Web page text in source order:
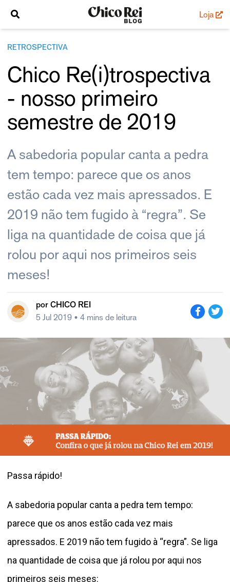
Loja
RETROSPECTIVA
Chico Re(i)trospectiva
- nosso primeiro
semestre de 2019
A sabedoria popular canta a pedra
tem tempo: parece que os anos
estão cada vez mais apressados. E
2019 não tem fugido à “regra”. Se
liga na quantidade de coisa que já
rolou por aqui nos primeiros seis
meses!
por CHICO REI
5 Jul 2019 • 4 mins de leitura
Passa rápido!
A sabedoria popular canta a pedra tem tempo:
parece que os anos estão cada vez mais
apressados. E 2019 não tem fugido à “regra”. Se liga
na quantidade de coisa que já rolou por aqui nos
primeiros seis meses: